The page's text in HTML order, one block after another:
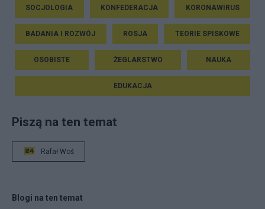
SOCJOLOGIA KONFEDERACJA KORONAWIRUS
BADANIA I ROZWÓJ ROSJA TEORIE SPISKOWE
OSOBISTE ŻEGLARSTWO NAUKA
EDUKACJA
Piszą na ten temat
Rafał Woś
Blogi na ten temat